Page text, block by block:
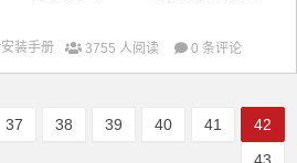
装手册 3755 人阅读 0 条评论
37 38 39 40 41
42